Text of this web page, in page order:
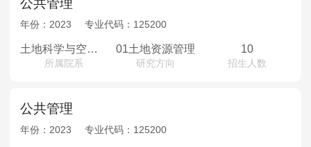
公共管理
年份： 2023 专业代码： 125200
土地科学与空间规划学院
所属院系
01土地资源管理
研究方向
10
招生人数
公共管理
年份： 2023 专业代码： 125200